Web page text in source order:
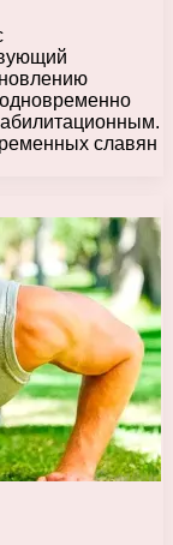
славян